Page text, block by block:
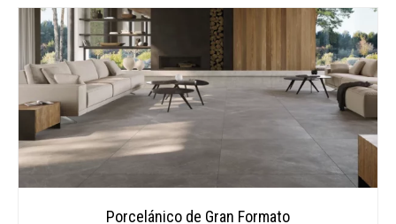
Porcelánico de Gran Formato